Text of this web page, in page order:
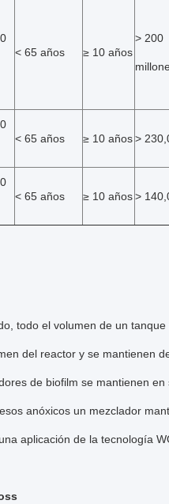
< 65 años ≥ 10 años
> 200
< 65 años ≥ 10 años>
< 65 años ≥ 10 años>
todo el volumen de un
del reactor y se mantienen
de biofilm se mantienen
anóxicos un mezclador
aplicación de la tecnología